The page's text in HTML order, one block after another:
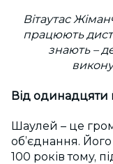
Вітаутас
працюють
знають –
Від одинадцяти
Шаулей – це
об’єднання.
100 років тому,